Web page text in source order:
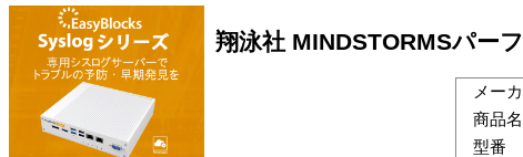
翔泳社 MINDSTORMSパー
メー
商品名
型番